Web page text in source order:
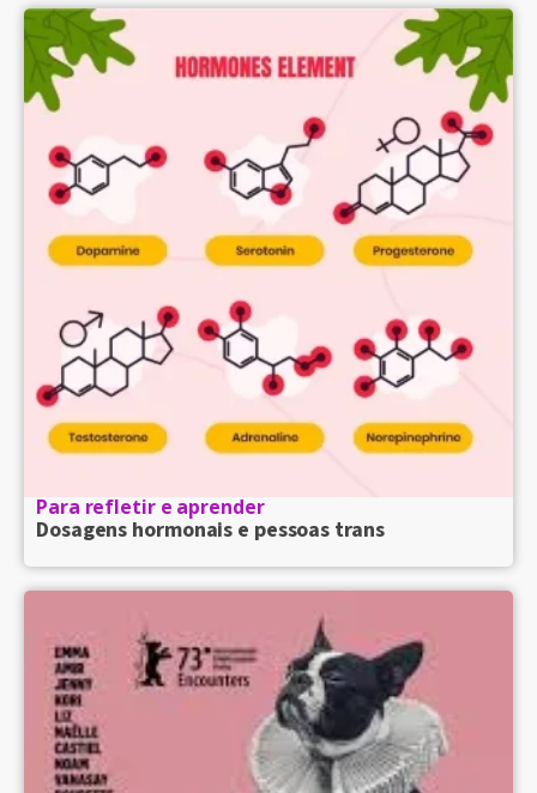
Para refletir e aprender
Dosagens hormonais e pessoas trans